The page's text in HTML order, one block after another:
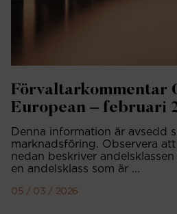
Förvaltarkommentar
European – februari
Denna information är avsedd
marknadsföring. Observera
nedan beskriver
en andelsklass som är ...
05 / 03 / 2026